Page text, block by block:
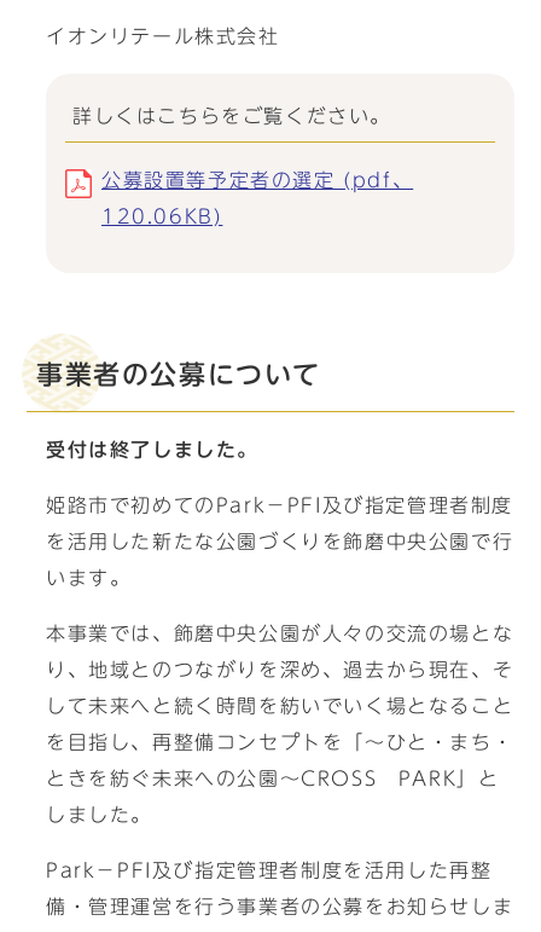
イオンリテール株式会社
詳しくはこちらをご覧ください。
公募設置等予定者の選定 (pdf、
120.06KB)
事業者の公募について
受付は終了しました。
姫路市で初めてのPark－PFI及び指定管理者制度
を活用した新たな公園づくりを飾磨中央公園で行
います。
本事業では、飾磨中央公園が人々の交流の場とな
り、地域とのつながりを深め、過去から現在、そ
して未来へと続く時間を紡いでいく場となること
を目指し、再整備コンセプトを「～ひと・まち・
ときを紡ぐ未来への公園～CROSS PARK」と
しました。
Park－PFI及び指定管理者制度を活用した再整
備・管理運営を行う事業者の公募をお知らせしま